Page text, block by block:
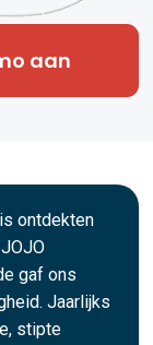
aan
ontdekten
gaf ons
Jaarlijks
stipte